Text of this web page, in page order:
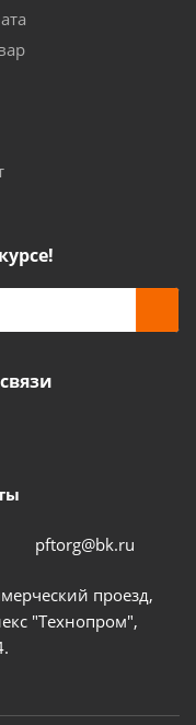
pftorg@bk.ru
проезд,
"Технопром",